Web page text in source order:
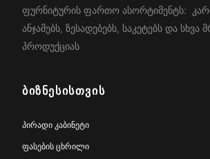
ფურნიტურის ფართო ასორტიმენტს:
ანჯამებს, ზესადებებს, საკეტებს და სხვა
პროდუქციას
ᲑᲘᲖᲜᲔᲡᲘᲡᲗᲕᲘᲡ
პირადი კაბინეტი
ფასების ცხრილი